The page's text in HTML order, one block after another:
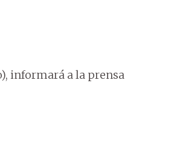
informará a la prensa